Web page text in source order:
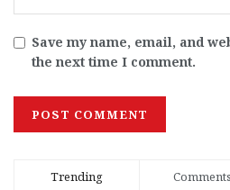
Save my name, email, and
the next time I comment.
Trending Comments